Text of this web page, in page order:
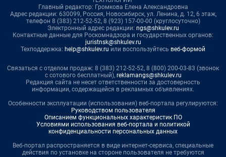
Главный редактор: Громкова Елена Александровна
Адрес редакции: 630099, Россия, Новосибирск, ул. Ленина, д. 12, 6 этаж,
телефон 8 (383) 212-52-52, 8 (923) 157-00-00 (круглосуточно)
Электронный адрес редакции: ngs@shkulev.ru
Контактные данные для Роскомнадзора и государственных органов:
juristnsk@shkulev.ru
Техподдержка: help@shkulev.ru или воспользуйтесь веб-формой
Связаться с отделом продаж: 8 (383) 212-52-52, 8 (800) 200-03-83 (звонок
с сотового бесплатный), reklamangs@shkulev.ru
Редакция сайта не несет ответственности за достоверность
информации, содержащейся в рекламных объявлениях.
Особенности эксплуатации (использования) веб-портала регулируются:
Руководством пользователя
Описанием функциональных характеристик ПО
Условиями использования веб-портала и политикой
конфиденциальности персональных данных
Веб-портал распространяется в виде интернет-сервиса, специальные
действия по установке на стороне пользователя не требуются